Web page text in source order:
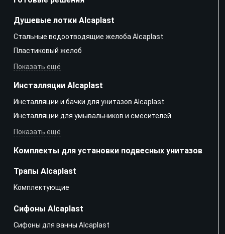
Душевые лотки Alcaplast
Стальные водоотводящие желоба Alcaplast
Пластиковый желоб
Показать ещё
Инсталляции Alcaplast
Инсталляции и бачки для унитазов Alcaplast
Инсталляции для умывальников и смесителей
Показать ещё
Комплекты для установки подвесных унитазов
Трапы Alcaplast
Kомплектующие
Сифоны Alcaplast
Сифоны для ванны Alcaplast